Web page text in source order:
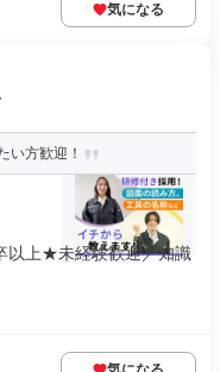
気になる
い方歓迎！
以上★未経験歓迎／知識